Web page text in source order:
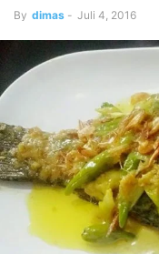
By dimas - Juli 4, 2016